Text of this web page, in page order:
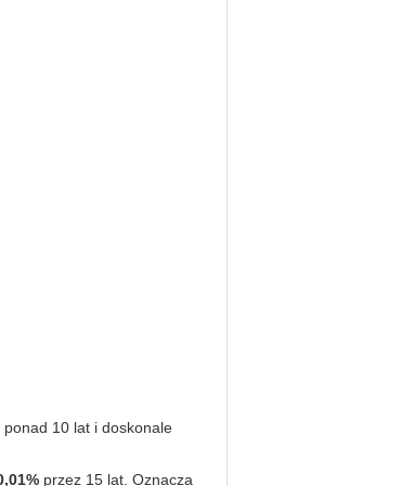
ponad 10 lat i doskonale
przez 15 lat. Oznacza